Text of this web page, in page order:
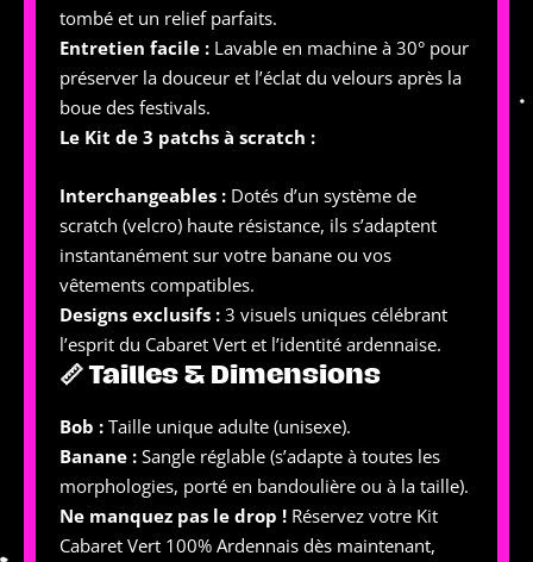
tombé et un relief parfaits.
Entretien facile : Lavable en machine à 30° pour
préserver la douceur et l’éclat du velours après la
boue des festivals.
Le Kit de 3 patchs à scratch :
Interchangeables : Dotés d’un système de
scratch (velcro) haute résistance, ils s’adaptent
instantanément sur votre banane ou vos
vêtements compatibles.
Designs exclusifs : 3 visuels uniques célébrant
l’esprit du Cabaret Vert et l’identité ardennaise.
📏 Tailles & Dimensions
Bob : Taille unique adulte (unisexe).
Banane : Sangle réglable (s’adapte à toutes les
morphologies, porté en bandoulière ou à la taille).
Ne manquez pas le drop ! Réservez votre Kit
Cabaret Vert 100% Ardennais dès maintenant,